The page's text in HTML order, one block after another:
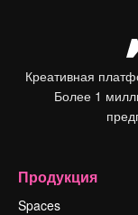
Креативная
Более 1
Продукция
Spaces